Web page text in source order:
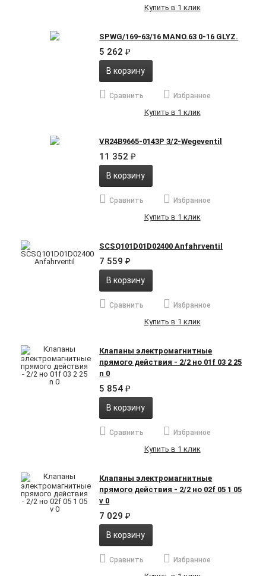
Купить в 1 клик
SPWG/169-63/16 MANO.63 0-16 GLYZ.
5 262₽
В корзину
Сравнить Избранное
Купить в 1 клик
VR24B9665-0143P 3/2-Wegeventil
11 352₽
В корзину
Сравнить Избранное
Купить в 1 клик
SCSQ101D01D02400 Anfahrventil
7 559₽
В корзину
Сравнить Избранное
Купить в 1 клик
Клапаны электромагнитные
прямого действия - 2/2 но 01f 03 2 25
n 0
5 854₽
В корзину
Сравнить Избранное
Купить в 1 клик
Клапаны электромагнитные
прямого действия - 2/2 но 02f 05 1 05
v 0
7 029₽
В корзину
Сравнить Избранное